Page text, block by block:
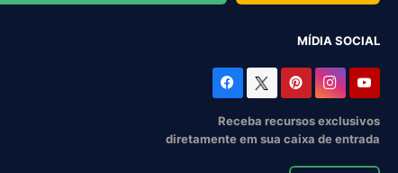
MÍDIA SOCIAL
Receba recursos exclusivos
diretamente em sua caixa de entrada